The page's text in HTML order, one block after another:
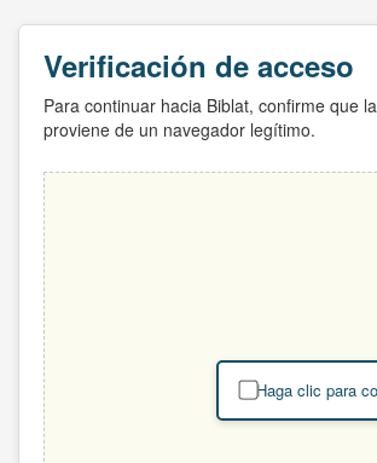
Verificación de acceso
Para continuar hacia Biblat, confirme que
proviene de un navegador legítimo.
Haga clic para